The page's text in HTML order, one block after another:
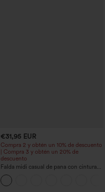
+2
€31,95 EUR
Compra 2 y obtén un 10% de descuento
| Compra 3 y obtén un 20% de
descuento
Falda midi casual de pana con cintura
media y bolsillo lateral frontal con
solapa